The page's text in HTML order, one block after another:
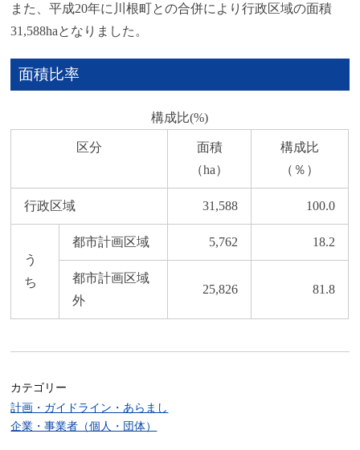
また、平成20年に川根町との合併により行政区域の面積
31,588haとなりました。
面積比率
構成比(%)
区分
面積
（ha）
構成比
（％）
行政区域 31,588 100.0
う
ち
都市計画区域 5,762 18.2
都市計画区域
外
25,826 81.8
カテゴリー
計画・ガイドライン・あらまし
企業・事業者（個人・団体）